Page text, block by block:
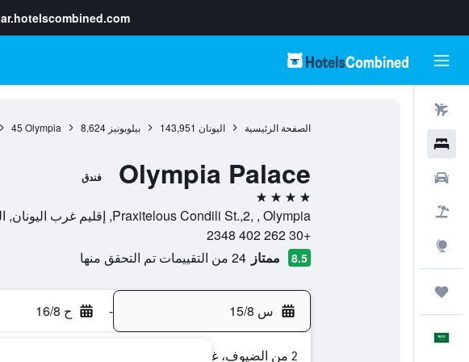
ar.hotelscombined.com
الصفحة الرئيسية اليونان 143,951 بيلوبونيز 8,624
Olympia
45
Olympia Palace فندق
4 نجوم
Praxitelous Condili St.,2, , Olympia, إقليم غرب اليونان, اليونان
+30 262 402 2348
8.5 ممتاز 24 من التقييمات تم التحقق منها
س 15/8 - ح 16/8
2 من الضيوف، غرفة واحدة